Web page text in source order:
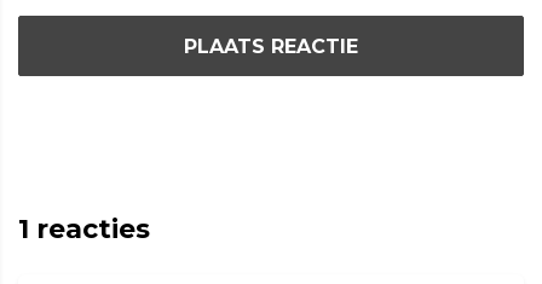
PLAATS REACTIE
1 reacties